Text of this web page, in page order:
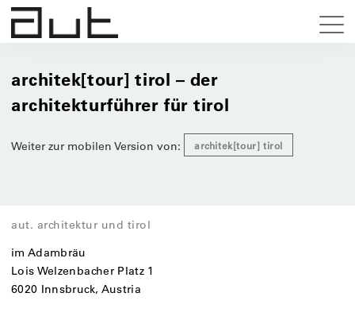
architek[tour] tirol – der
architekturführer für tirol
Weiter zur mobilen Version von: architek[tour] tirol
aut. architektur und tirol
im Adambräu
Lois Welzenbacher Platz 1
6020 Innsbruck, Austria